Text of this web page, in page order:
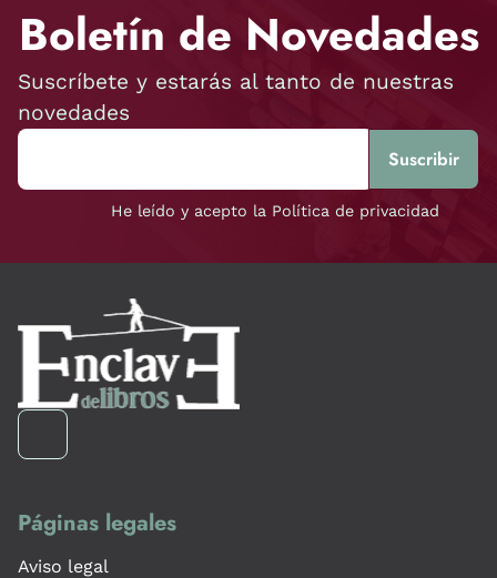
Boletín de Novedades
Suscríbete y estarás al tanto de nuestras
novedades
He leído y acepto la Política de privacidad
Páginas legales
Aviso legal